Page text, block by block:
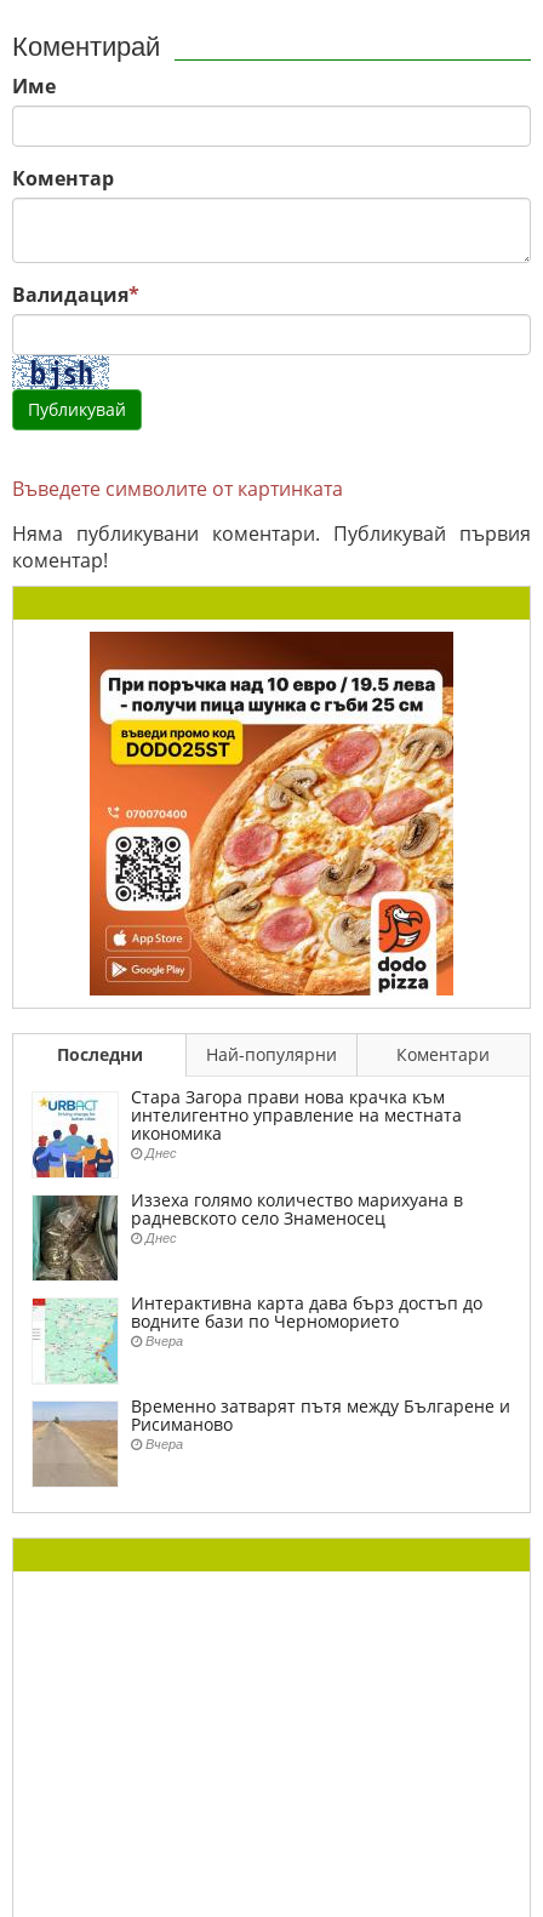
Коментирай
Име
Коментар
Валидация*
Въведете символите от картинката
Няма публикувани коментари. Публикувай първия
коментар!
Последни Най-популярни
Коментари
Стара Загора прави нова крачка към
интелигентно управление на местната
икономика
Днес
Иззеха голямо количество марихуана в
радневското село Знаменосец
Днес
Интерактивна карта дава бърз достъп до
водните бази по Черноморието
Вчера
Временно затварят пътя между Българене и
Рисиманово
Вчера